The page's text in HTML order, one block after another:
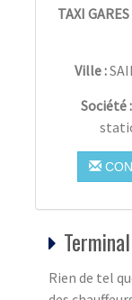
TAXI
Ville :
Société :
Rien de tel